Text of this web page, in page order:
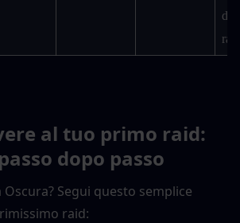
al tuo primo raid:
dopo passo
Segui questo semplice
raid: